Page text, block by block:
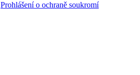
Prohlášení o ochraně soukromí